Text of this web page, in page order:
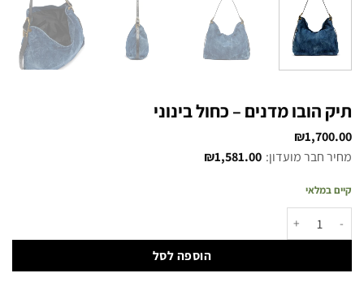
תיק הובו מדנים – כחול בינוני
₪1,700.00
מחיר חבר מועדון:
₪1,581.00
קיים במלאי
הוספה לסל